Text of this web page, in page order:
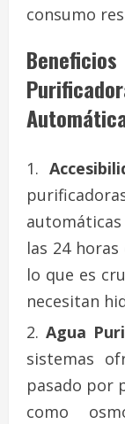
consumo
las 24
lo que es
necesitan
Agua
sistemas
pasado por
como